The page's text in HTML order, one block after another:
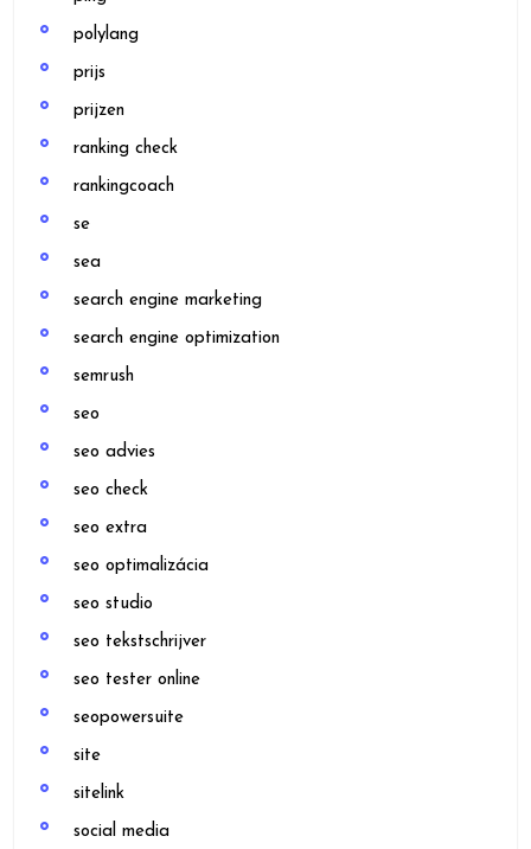
polylang
prijs
prijzen
ranking check
rankingcoach
se
sea
search engine marketing
search engine optimization
semrush
seo
seo advies
seo check
seo extra
seo optimalizácia
seo studio
seo tekstschrijver
seo tester online
seopowersuite
site
sitelink
social media